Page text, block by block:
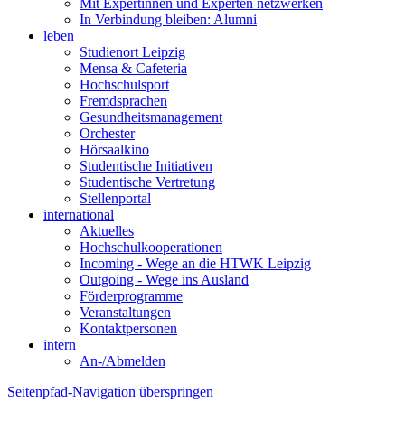
Mit Expertinnen und Experten netzwerken
In Verbindung bleiben: Alumni
leben
Studienort Leipzig
Mensa & Cafeteria
Hochschulsport
Fremdsprachen
Gesundheitsmanagement
Orchester
Hörsaalkino
Studentische Initiativen
Studentische Vertretung
Stellenportal
international
Aktuelles
Hochschulkooperationen
Incoming - Wege an die HTWK Leipzig
Outgoing - Wege ins Ausland
Förderprogramme
Veranstaltungen
Kontaktpersonen
intern
An-/Abmelden
Seitenpfad-Navigation überspringen